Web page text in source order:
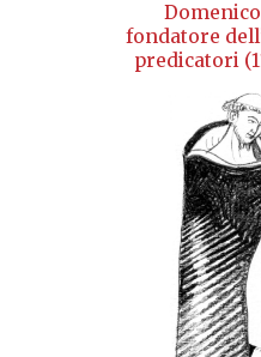
fondatore
predicatori